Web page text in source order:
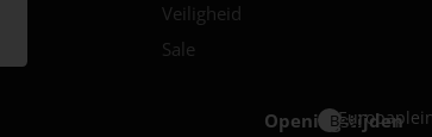
Veiligheid
Sale
Openingstijden
Best